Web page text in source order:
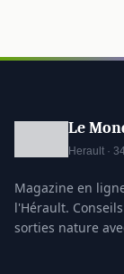
Le
Herault ·
Magazine en
l'Hérault.
sorties nature